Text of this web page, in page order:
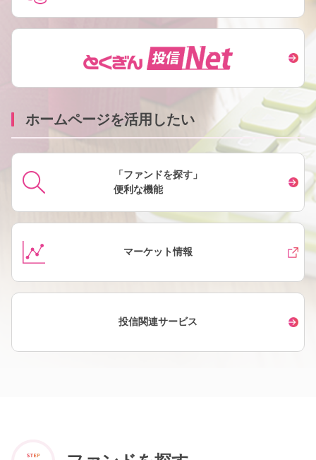
ホームページを活用したい
「ファンドを探す」
便利な機能
マーケット情報
投信関連サービス